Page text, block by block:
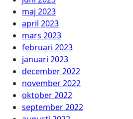
maj 2023
april 2023
mars 2023
februari 2023
januari 2023
december 2022
november 2022
oktober 2022
september 2022